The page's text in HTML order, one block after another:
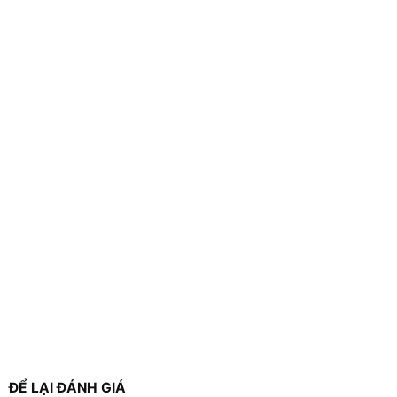
ĐỂ LẠI ĐÁNH GIÁ